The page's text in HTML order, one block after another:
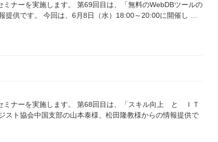
ナーを実施します。 第69回目は、「無料のWebDBツールの
提供です。 今回は、6月8日（水）18:00～20:00に開催し …
ミナーを実施します。 第68回目は、「スキル向上 と ＩＴ
スト協会中国支部の山本泰様、松田隆教様からの情報提供で